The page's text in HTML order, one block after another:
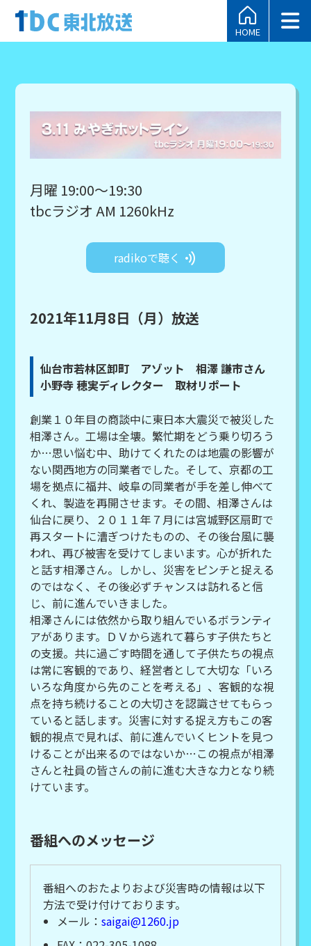
HOME
月曜 19:00～19:30
tbcラジオ AM 1260kHz
radikoで聴く
2021年11月8日（月）放送
仙台市若林区卸町 アゾット 相澤 謙市さん
小野寺 穂実ディレクター 取材リポート
創業１０年目の商談中に東日本大震災で被災した
相澤さん。工場は全壊。繁忙期をどう乗り切ろう
か…思い悩む中、助けてくれたのは地震の影響が
ない関西地方の同業者でした。そして、京都の工
場を拠点に福井、岐阜の同業者が手を差し伸べて
くれ、製造を再開させます。その間、相澤さんは
仙台に戻り、２０１１年７月には宮城野区扇町で
再スタートに漕ぎつけたものの、その後台風に襲
われ、再び被害を受けてしまいます。心が折れた
と話す相澤さん。しかし、災害をピンチと捉える
のではなく、その後必ずチャンスは訪れると信
じ、前に進んでいきました。
相澤さんには依然から取り組んでいるボランティ
アがあります。ＤＶから逃れて暮らす子供たちと
の支援。共に過ごす時間を通して子供たちの視点
は常に客観的であり、経営者として大切な「いろ
いろな角度から先のことを考える」、客観的な視
点を持ち続けることの大切さを認識させてもらっ
ていると話します。災害に対する捉え方もこの客
観的視点で見れば、前に進んでいくヒントを見つ
けることが出来るのではないか…この視点が相澤
さんと社員の皆さんの前に進む大きな力となり続
けています。
番組へのメッセージ
番組へのおたよりおよび災害時の情報は以下
方法で受け付けております。
メール： saigai@1260.jp